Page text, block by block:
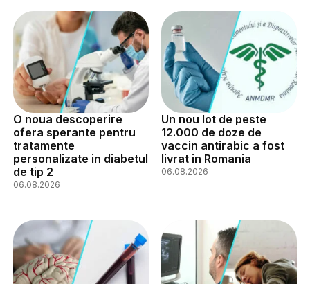
O noua descoperire
ofera sperante pentru
tratamente
personalizate in diabetul
de tip 2
06.08.2026
Un nou lot de peste
12.000 de doze de
vaccin antirabic a fost
livrat in Romania
06.08.2026